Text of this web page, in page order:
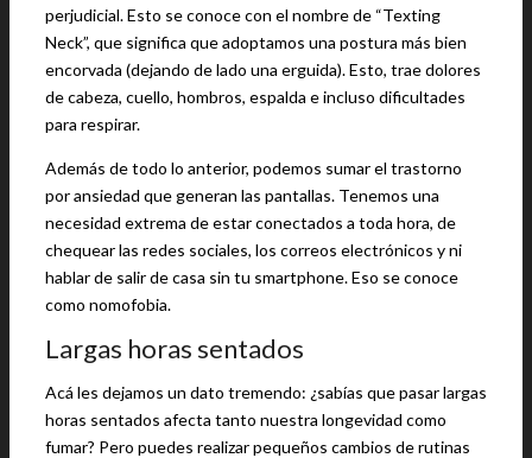
perjudicial. Esto se conoce con el nombre de “Texting
Neck”, que significa que adoptamos una postura más bien
encorvada (dejando de lado una erguida). Esto, trae dolores
de cabeza, cuello, hombros, espalda e incluso dificultades
para respirar.
Además de todo lo anterior, podemos sumar el trastorno
por ansiedad que generan las pantallas. Tenemos una
necesidad extrema de estar conectados a toda hora, de
chequear las redes sociales, los correos electrónicos y ni
hablar de salir de casa sin tu smartphone. Eso se conoce
como nomofobia.
Largas horas sentados
Acá les dejamos un dato tremendo: ¿sabías que pasar largas
horas sentados afecta tanto nuestra longevidad como
fumar? Pero puedes realizar pequeños cambios de rutinas